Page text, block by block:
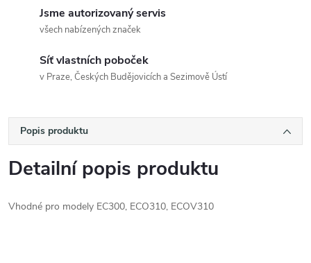
Jsme autorizovaný servis
všech nabízených značek
Síť vlastních poboček
v Praze, Českých Budějovicích a Sezimově Ústí
Popis produktu
Detailní popis produktu
Vhodné pro modely EC300, ECO310, ECOV310